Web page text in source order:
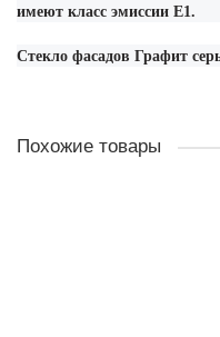
имеют класс эмиссии Е1.
Стекло фасадов Графит
Похожие товары